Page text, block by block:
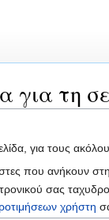
για τη
για τους
που ανήκουν
σας
χρήστη